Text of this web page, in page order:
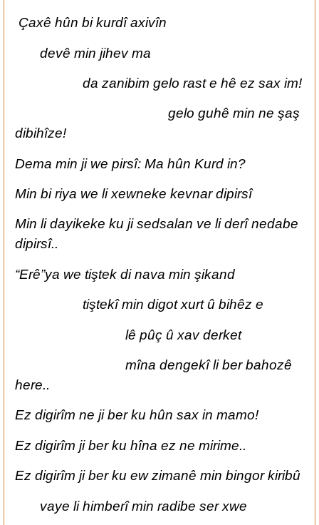
Çaxê hûn bi kurdî axivîn
devê min jihev ma
da zanibim gelo rast e hê ez sax im!
gelo guhê min ne şaş
dibihîze!
Dema min ji we pirsî: Ma hûn Kurd in?
Min bi riya we li xewneke kevnar dipirsî
Min li dayikeke ku ji sedsalan ve li derî nedabe
dipirsî..
“Erê”ya we tiştek di nava min şikand
tiştekî min digot xurt û bihêz e
lê pûç û xav derket
mîna dengekî li ber bahozê
here..
Ez digirîm ne ji ber ku hûn sax in mamo!
Ez digirîm ji ber ku hîna ez ne mirime..
Ez digirîm ji ber ku ew zimanê min bingor kiribû
vaye li himberî min radibe ser xwe